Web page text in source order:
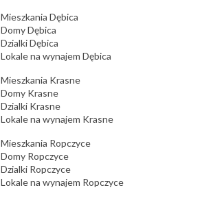
Mieszkania Dębica
Domy Dębica
Dzialki Dębica
Lokale na wynajem Dębica
Mieszkania Krasne
Domy Krasne
Dzialki Krasne
Lokale na wynajem Krasne
Mieszkania Ropczyce
Domy Ropczyce
Dzialki Ropczyce
Lokale na wynajem Ropczyce